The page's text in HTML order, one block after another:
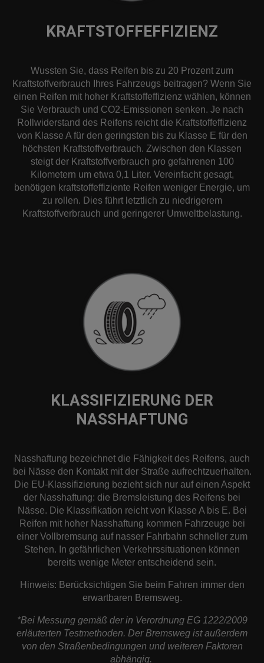
KRAFTSTOFFEFFIZIENZ
Wussten Sie, dass Reifen bis zu 20 Prozent zum
Kraftstoffverbrauch Ihres Fahrzeugs beitragen? Wenn Sie
einen Reifen mit hoher Kraftstoffeffizienz wählen, können
Sie Verbrauch und CO2-Emissionen senken. Je nach
Rollwiderstand des Reifens reicht die Kraftstoffeffizienz
von Klasse A für den geringsten bis zu Klasse E für den
höchsten Kraftstoffverbrauch. Zwischen den Klassen
steigt der Kraftstoffverbrauch pro gefahrenen 100
Kilometern um etwa 0,1 Liter. Vereinfacht gesagt,
benötigen kraftstoffeffiziente Reifen weniger Energie, um
zu rollen. Dies führt letztlich zu niedrigerem
Kraftstoffverbrauch und geringerer Umweltbelastung.
KLASSIFIZIERUNG DER
NASSHAFTUNG
Nasshaftung bezeichnet die Fähigkeit des Reifens, auch
bei Nässe den Kontakt mit der Straße aufrechtzuerhalten.
Die EU-Klassifizierung bezieht sich nur auf einen Aspekt
der Nasshaftung: die Bremsleistung des Reifens bei
Nässe. Die Klassifikation reicht von Klasse A bis E. Bei
Reifen mit hoher Nasshaftung kommen Fahrzeuge bei
einer Vollbremsung auf nasser Fahrbahn schneller zum
Stehen. In gefährlichen Verkehrssituationen können
bereits wenige Meter entscheidend sein.
Hinweis: Berücksichtigen Sie beim Fahren immer den
erwartbaren Bremsweg.
*Bei Messung gemäß der in Verordnung EG 1222/2009
erläuterten Testmethoden. Der Bremsweg ist außerdem
von den Straßenbedingungen und weiteren Faktoren
abhängig.